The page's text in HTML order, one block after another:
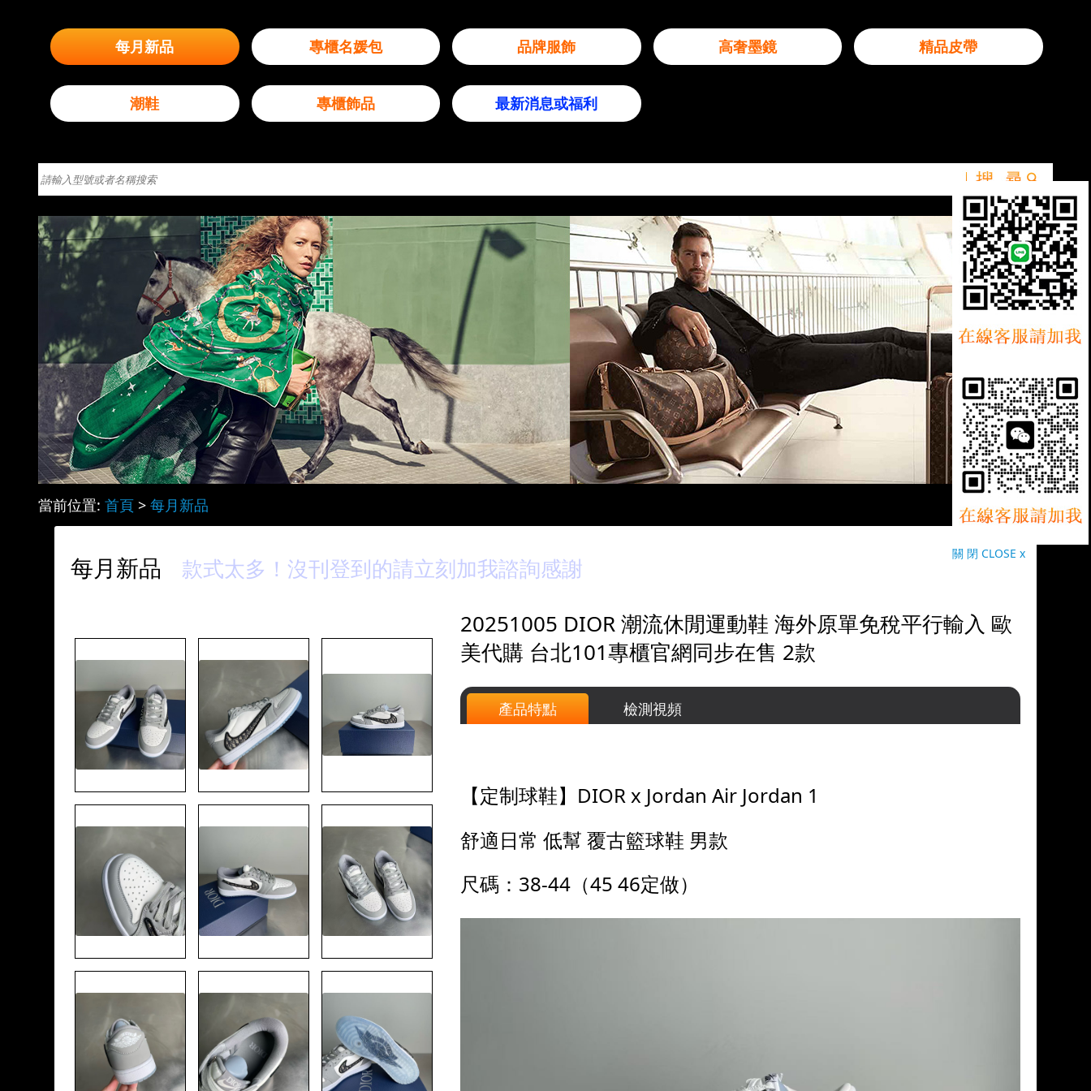
每月新品 專櫃名媛包 品牌服飾 高奢墨鏡 精品皮帶
潮鞋 專櫃飾品 最新消息或福利
當前位置: 首頁 > 每月新品
每月新品
款式太多！沒刊登到的請立刻加我諮詢感謝
20251005 DIOR 潮流休閒運動鞋 海外原單免稅平行輸入 歐
美代購 台北101專櫃官網同步在售 2款
產品特點 檢測視頻
【定制球鞋】DIOR x Jordan Air Jordan 1
舒適日常 低幫 覆古籃球鞋 男款
尺碼：38-44（45 46定做）
關 閉 CLOSE x